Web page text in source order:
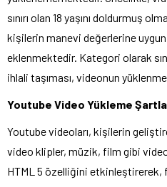
sınırı olan 18 yaşını doldurmuş
kişilerin manevi değerlerine
eklenmektedir. Kategori olarak
ihlali taşıması, videonun
Youtube Video Yükleme
Youtube videoları, kişilerin
video klipler, müzik, film gibi
HTML 5 özelliğini etkinleştirerek,